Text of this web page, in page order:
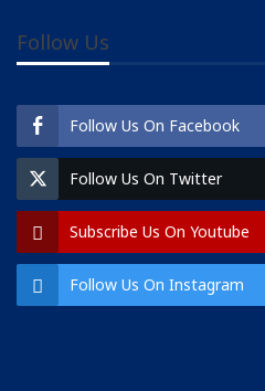
Follow Us
Follow Us On Facebook
Follow Us On Twitter
Subscribe Us On Youtube
Follow Us On Instagram